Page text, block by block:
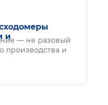
и
— не разовый
производства и